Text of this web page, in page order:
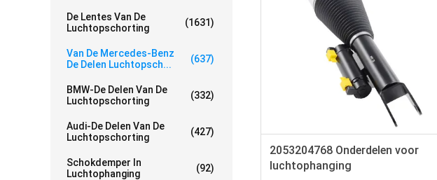
De Lentes Van De
Luchtopschorting
(1631)
Van De Mercedes-Benz
De Delen Luchtopsch...
(637)
BMW-De Delen Van De
Luchtopschorting
(332)
Audi-De Delen Van De
Luchtopschorting
(427)
Schokdemper In
Luchtophanging
(92)
2053204768 Onderdelen voor
luchtophanging